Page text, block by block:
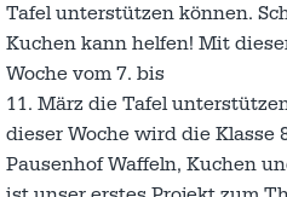
Tafel unterstützen können.
Kuchen kann helfen! Mit
Woche vom 7. bis
11. März die Tafel
dieser Woche wird die Klasse
Pausenhof Waffeln, Kuchen